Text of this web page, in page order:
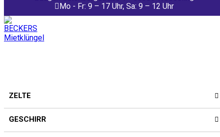
Mo - Fr: 9 – 17 Uhr, Sa: 9 – 12 Uhr
ZELTE
GESCHIRR